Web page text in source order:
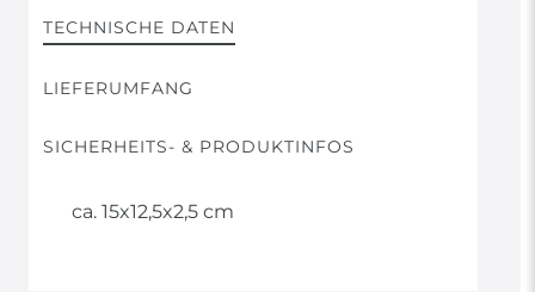
TECHNISCHE DATEN
LIEFERUMFANG
SICHERHEITS- & PRODUKTINFOS
ca. 15x12,5x2,5 cm